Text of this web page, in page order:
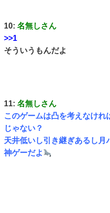
10: 名無しさん
>>1
そういうもんだよ
11: 名無しさん
このゲームは凸を考えなけ
じゃない？
天井低いし引き継ぎあるし月
神ゲーだよ